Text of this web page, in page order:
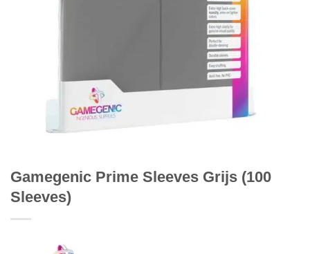
Gamegenic Prime Sleeves Grijs (100
Sleeves)